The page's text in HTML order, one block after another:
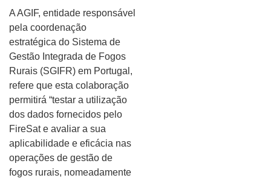
A AGIF, entidade responsável
pela coordenação
estratégica do Sistema de
Gestão Integrada de Fogos
Rurais (SGIFR) em Portugal,
refere que esta colaboração
permitirá “testar a utilização
dos dados fornecidos pelo
FireSat e avaliar a sua
aplicabilidade e eficácia nas
operações de gestão de
fogos rurais, nomeadamente